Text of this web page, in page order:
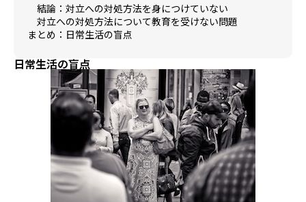
結論：対立への対処方法を身につけていない
対立への対処方法について教育を受けない問題
まとめ：日常生活の盲点
日常生活の盲点